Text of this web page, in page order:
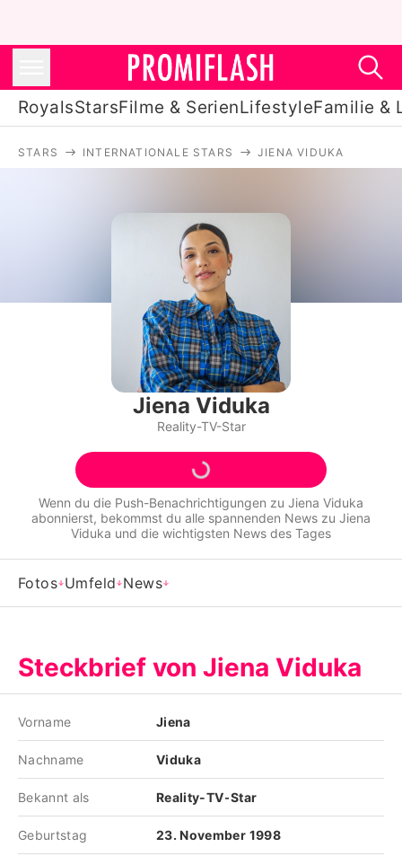
RoyalsStarsFilme & SerienLifestyleFamilie &
Filme & Serien
Lifestyle
Familie & Liebe
Promiflash Exklusiv
Alle Themen auf Promiflash
Jobs
App runterladen
Team
Impressum
Nutzungsbedingungen
Utiq verwalten
STARS INTERNATIONALE STARS JIENA VIDUKA
Jiena Viduka
Reality-TV-Star
Wenn du die Push-Benachrichtigungen zu Jiena Viduka
abonnierst, bekommst du alle spannenden News zu Jiena
Viduka und die wichtigsten News des Tages
Fotos Umfeld News
Steckbrief von Jiena Viduka
Vorname Jiena
Nachname Viduka
Bekannt als Reality-TV-Star
Geburtstag 23. November 1998